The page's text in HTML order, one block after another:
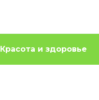
Красота и здоровье